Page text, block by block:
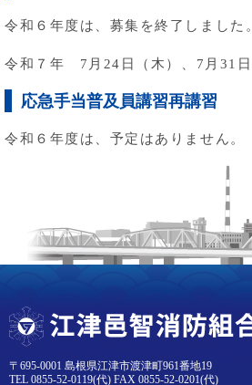
令和６年度は、募集を終了しました。
令和７年 7月24日（木）、7月31
応急手当普及員講習再講習
令和６年度は、予定はありません。
〒695-0001 島根県江津市渡津町961番地19
TEL 0855-52-0119(代) FAX 0855-52-0201(代)